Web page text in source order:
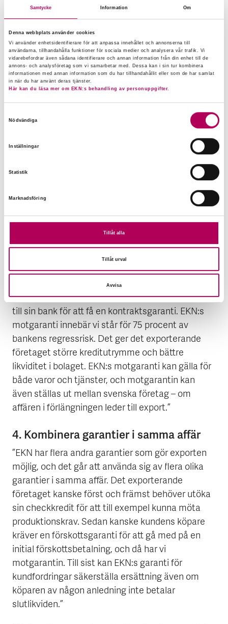
Samtycke Information Om
Denna webbplats använder cookies
Vi använder enhetsidentifierare för att anpassa innehållet och annonserna till
användarna, tillhandahålla funktioner för sociala medier och analysera vår trafik. Vi
vidarebefordrar även sådana identifierare och annan information från din enhet till de
annons- och analysföretag som vi samarbetar med. Dessa kan i sin tur kombinera
informationen med annan information som du har tillhandahållit eller som de har samlat
in när du har använt deras tjänster.
Här kan du läsa mer om EKN:s behandling av personuppgifter.
Nödvändiga
Inställningar
Statistik
Marknadsföring
Tillåt alla
Tillåt urval
Avvisa
produktionsanläggning. I dessa fall kan ni på
banken använda er av EKN:s
investeringskreditgaranti, som täcker hälften av
er risk. På så sätt blir det möjligt för det
exporterande företaget att finansiera viktiga
investeringar utan stora kontantinsatser.”
”Även här finns motsvarande lösning för innovativa
företag, där EKN kan täcka upp till 80 procent av
risken. Stödet går även att använda för leasing av
maskiner, vilket är vanligt idag. Och kredittiden
kan vara så lång som sju år – EKN har verkligen
utformat det här stödet utifrån företagarnas
3. Din kund behöver en
kontraktsgaranti – EKN:s motgaranti
står för 75 procent av bankens
regressrisk
”Vid en förskottsbetalning i en exportaffär är det
vanligt att köparen vill ha en garanti som säkerhet
– och det exporterande företaget vänder sig ofta
till sin bank för att få en kontraktsgaranti. EKN:s
motgaranti innebär vi står för 75 procent av
bankens regressrisk. Det ger det exporterande
företaget större kreditutrymme och bättre
likviditet i bolaget. EKN:s motgaranti kan gälla för
både varor och tjänster, och motgarantin kan
även ställas ut mellan svenska företag – om
affären i förlängningen leder till export.”
4. Kombinera garantier i samma affär
”EKN har flera andra garantier som gör exporten
möjlig, och det går att använda sig av flera olika
garantier i samma affär. Det exporterande
företaget kanske först och främst behöver utöka
sin checkkredit för att till exempel kunna möta
produktionskrav. Sedan kanske kundens köpare
kräver en förskottsgaranti för att gå med på en
initial förskottsbetalning, och då har vi
motgarantin. Till sist kan EKN:s garanti för
kundfordringar säkerställa ersättning även om
köparen av någon anledning inte betalar
slutlikviden.”